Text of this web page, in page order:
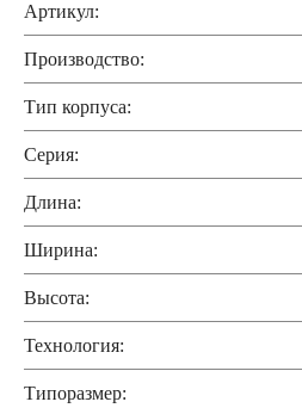
Артикул:
Производство:
Тип корпуса:
Серия:
Длина:
Ширина:
Высота:
Технология:
Типоразмер: